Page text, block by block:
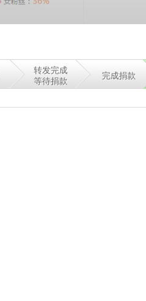
转发完成
等待捐款
完成捐款